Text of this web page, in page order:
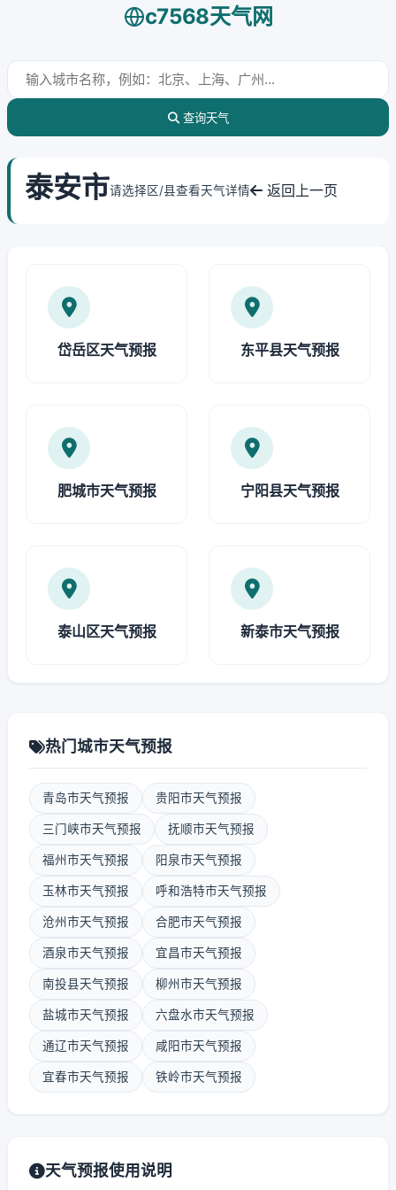
c7568天气网
查询天气
泰安市请选择区/县查看天气详情 返回上一页
岱岳区天气预报 东平县天气预报
肥城市天气预报 宁阳县天气预报
泰山区天气预报 新泰市天气预报
热门城市天气预报
青岛市天气预报 贵阳市天气预报
三门峡市天气预报 抚顺市天气预报
福州市天气预报 阳泉市天气预报
玉林市天气预报 呼和浩特市天气预报
沧州市天气预报 合肥市天气预报
酒泉市天气预报 宜昌市天气预报
南投县天气预报 柳州市天气预报
盐城市天气预报 六盘水市天气预报
通辽市天气预报 咸阳市天气预报
宜春市天气预报 铁岭市天气预报
天气预报使用说明